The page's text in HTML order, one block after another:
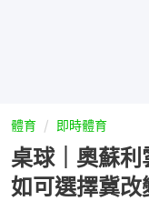
體育 即時體育
桌球｜奧蘇
如可選擇冀